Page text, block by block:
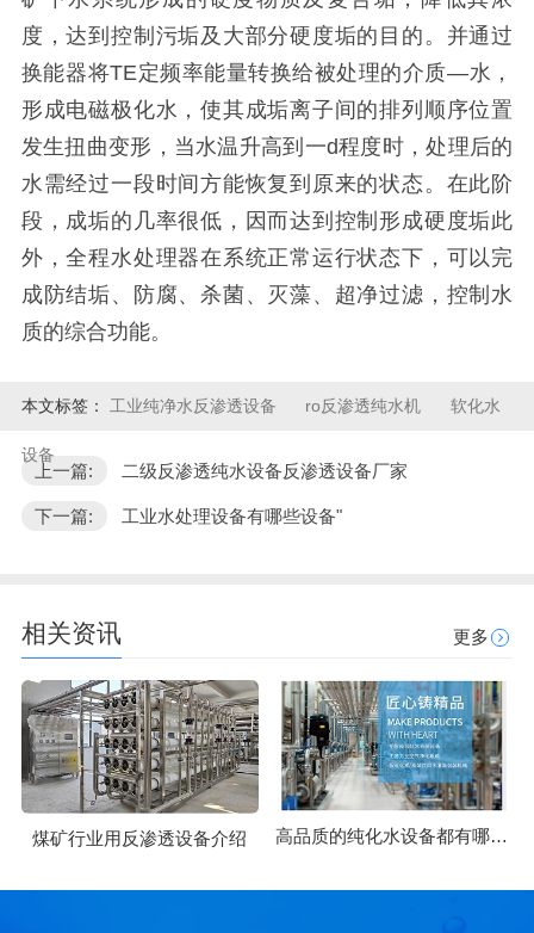
度，达到控制污垢及大部分硬度垢的目的。并通过
换能器将TE定频率能量转换给被处理的介质—水，
形成电磁极化水，使其成垢离子间的排列顺序位置
发生扭曲变形，当水温升高到一d程度时，处理后的
水需经过一段时间方能恢复到原来的状态。在此阶
段，成垢的几率很低，因而达到控制形成硬度垢此
外，全程水处理器在系统正常运行状态下，可以完
成防结垢、防腐、杀菌、灭藻、超净过滤，控制水
质的综合功能。
本文标签： 工业纯净水反渗透设备 ro反渗透纯水机 软化水
设备
上一篇: 二级反渗透纯水设备反渗透设备厂家
下一篇: 工业水处理设备有哪些设备"
相关资讯 更多
煤矿行业用反渗透设备介绍 高品质的纯化水设备都有哪些优势